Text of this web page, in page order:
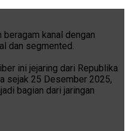
kanal dengan
dan segmented.
ini jejaring dari Republika
sejak 25 Desember 2025,
bagian dari jaringan